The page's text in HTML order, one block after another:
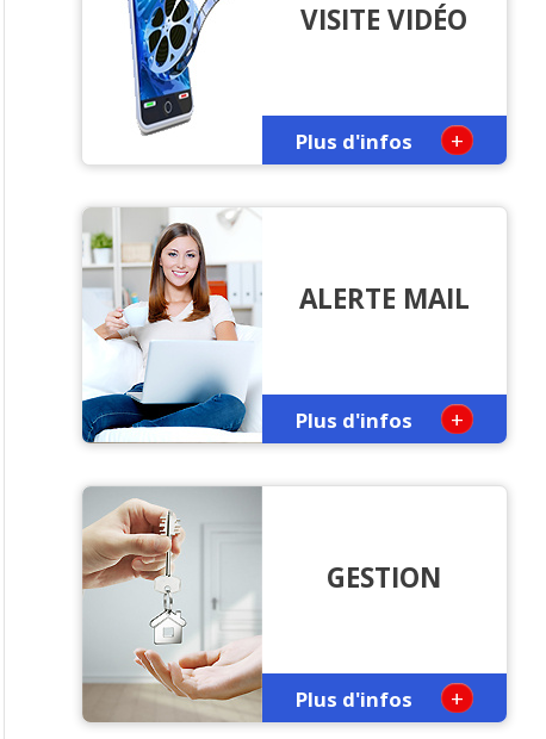
VISITE VIDÉO
Plus d'infos +
ALERTE MAIL
Plus d'infos +
GESTION
Plus d'infos +